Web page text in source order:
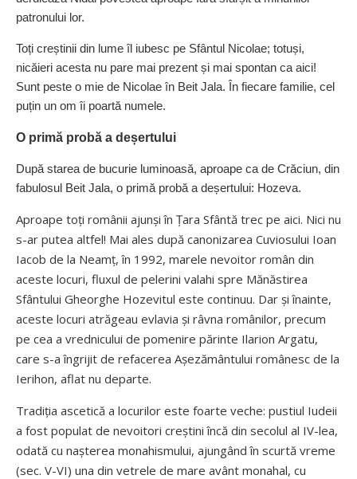
patronului lor.
Toți creștinii din lume îl iubesc pe Sfântul Nicolae; totuși,
nicăieri acesta nu pare mai prezent și mai spontan ca aici!
Sunt peste o mie de Nicolae în Beit Jala. În fiecare familie, cel
puțin un om îi poartă numele.
O primă probă a deșertului
După starea de bucurie luminoasă, aproape ca de Crăciun, din
fabulosul Beit Jala, o primă probă a deșertului: Hozeva.
Aproape toți românii ajunși în Țara Sfântă trec pe aici. Nici nu
s-ar putea altfel! Mai ales după canonizarea Cuviosului Ioan
Iacob de la Neamț, în 1992, marele nevoitor român din
aceste locuri, fluxul de pelerini valahi spre Mănăstirea
Sfântului Gheorghe Hozevitul este continuu. Dar și îna­inte,
aceste locuri atrăgeau evlavia și râvna românilor, precum
pe cea a vrednicului de pomenire părinte Ilarion Argatu,
care s-a îngrijit de refacerea Așezămân­tului românesc de la
Ierihon, aflat nu departe.
Tradiția ascetică a locurilor este foarte veche: pustiul Iudeii
a fost populat de nevoitori creștini încă din secolul al IV-lea,
odată cu nașterea monahismului, ajungând în scurtă vreme
(sec. V-VI) una din vetrele de mare avânt monahal, cu